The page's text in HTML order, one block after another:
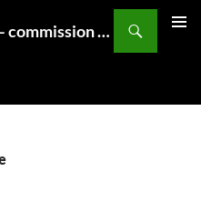
Blog de la CREI – commission relations et expéditions internationales – Fédération Française de Spéléo